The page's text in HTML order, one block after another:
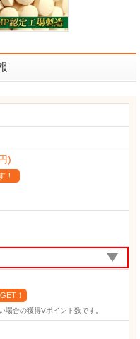
)
！
！
合の獲得Vポイント数です。